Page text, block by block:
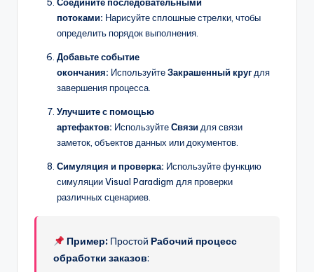
Соедините последовательными
потоками: Нарисуйте сплошные стрелки, чтобы
определить порядок выполнения.
Добавьте событие
окончания: ИспользуйтеЗакрашенный кругдля
завершения процесса.
Улучшите с помощью
артефактов: ИспользуйтеСвязидля связи
заметок, объектов данных или документов.
Симуляция и проверка: Используйте функцию
симуляции Visual Paradigm для проверки
различных сценариев.
Пример: Простой Рабочий процесс
обработки заказов: